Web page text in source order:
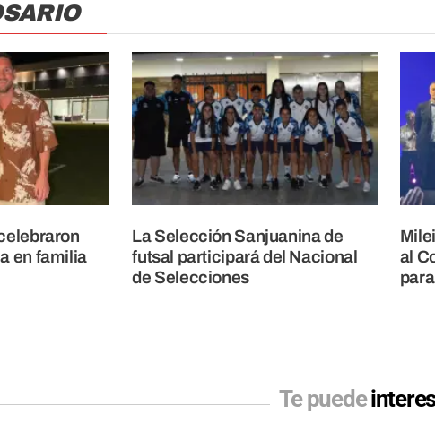
en familia
La Selección Sanjuanina de
futsal participará del Nacional
de Selecciones
al
Te puede